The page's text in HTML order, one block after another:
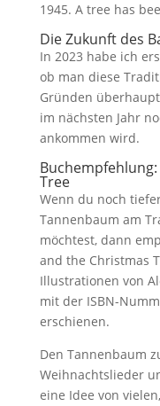
1945. A tree has
Die Zukunft des
In 2023 habe ich
ob man diese
Gründen
im nächsten Jahr
ankommen wird.
Tree
Wenn du noch
Tannenbaum am
möchtest, dann
and the Christmas
Illustrationen von
mit der ISBN-
erschienen.
Den Tannenbaum
Weihnachtslieder
eine Idee von